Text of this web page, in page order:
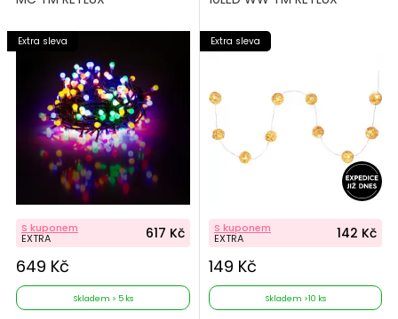
Extra sleva
S kuponem
EXTRA 617 Kč
649 Kč
Skladem > 5 ks
Extra sleva
S kuponem
EXTRA 142 Kč
149 Kč
Skladem >10 ks